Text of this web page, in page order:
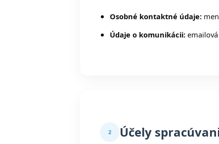
Osobné kontaktné údaje:
Údaje o komunikácii:
2 Účely